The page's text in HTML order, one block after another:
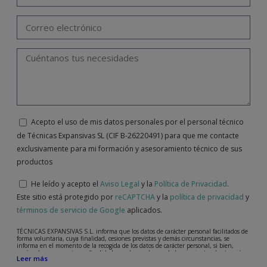
Acepto el uso de mis datos personales por el personal técnico
de Técnicas Expansivas SL (CIF B-26220491) para que me contacte
exclusivamente para mi formación y asesoramiento técnico de sus
productos
He leído y acepto el Aviso Legal y la Política de Privacidad.
Este sitio está protegido por reCAPTCHAy la política de privacidad y
términos de servicio de Google aplicados.
TÉCNICAS EXPANSIVAS S.L. informa que los datos de carácter personal facilitados de
forma voluntaria, cuya finalidad, cesiones previstas y demás circunstancias, se
informa en el momento de la recogida de los datos de carácter personal, si bien,
según el caso concreto, su finalidad, puede ser alguna de las siguientes, la atención a
su solicitud, queja o duda planteada, mantenimiento de la relación establecida, la
Leer más